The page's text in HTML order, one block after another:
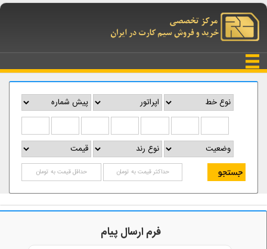
فرم ارسال پیام